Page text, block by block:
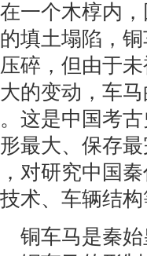
一个木椁内
填土塌陷，
碎，但由于
的变动，车
这是中国考
最大、保存
对研究中国
术、车辆结
车马是秦始